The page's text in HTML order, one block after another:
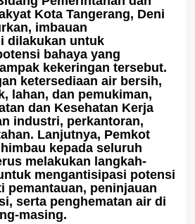
Kota Tangerang, Deni
imbauan
dilakukan untuk
bahaya yang
kekeringan tersebut.
ketersediaan air bersih,
lahan, dan pemukiman,
dan Kesehatan Kerja
industri, perkantoran,
Lanjutnya, Pemkot
kepada seluruh
melakukan langkah-
mengantisipasi potensi
pemantauan, peninjauan
serta penghematan air di
masing.